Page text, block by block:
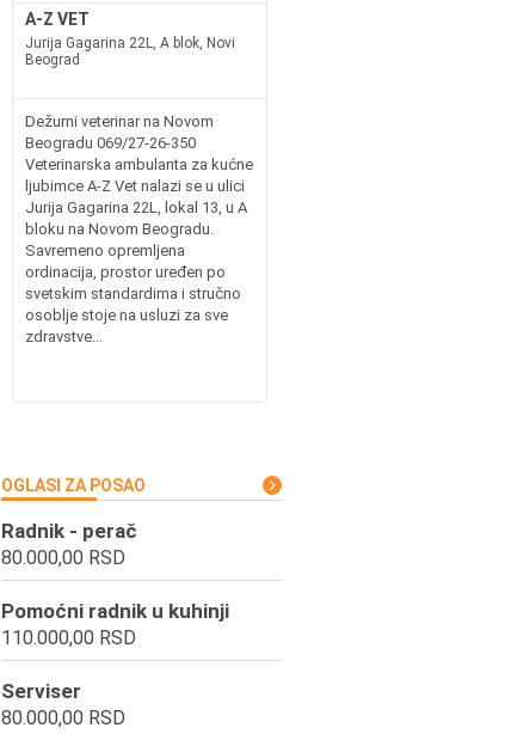
A-Z VET
Jurija Gagarina 22L, A blok, Novi
Beograd
Dežurni veterinar na Novom
Beogradu 069/27-26-350
Veterinarska ambulanta za kućne
ljubimce A-Z Vet nalazi se u ulici
Jurija Gagarina 22L, lokal 13, u A
bloku na Novom Beogradu.
Savremeno opremljena
ordinacija, prostor uređen po
svetskim standardima i stručno
osoblje stoje na usluzi za sve
zdravstve...
OGLASI ZA POSAO
Radnik - perač
80.000,00 RSD
Pomoćni radnik u kuhinji
110.000,00 RSD
Serviser
80.000,00 RSD